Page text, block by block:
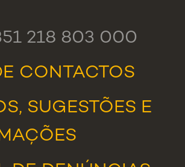
218 803 000
CONTACTOS
SUGESTÕES E